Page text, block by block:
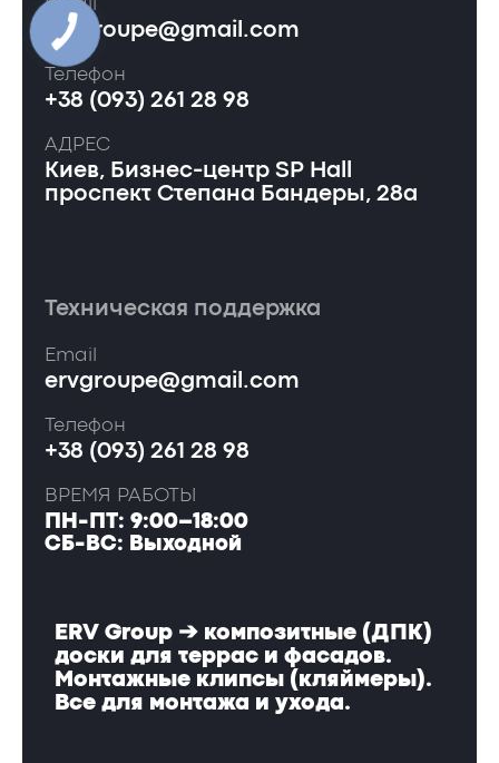
Email
ervgroupe@gmail.com
Телефон
+38 (093) 261 28 98
АДРЕС
Киев, Бизнес-центр SP Hall
проспект Степана Бандеры, 28а
Техническая поддержка
Email
ervgroupe@gmail.com
Телефон
+38 (093) 261 28 98
ВРЕМЯ РАБОТЫ
ПН-ПТ: 9:00–18:00
СБ-ВС: Выходной
ERV Group ➔ композитные (ДПК)
доски для террас и фасадов.
Монтажные клипсы (кляймеры).
Все для монтажа и ухода.